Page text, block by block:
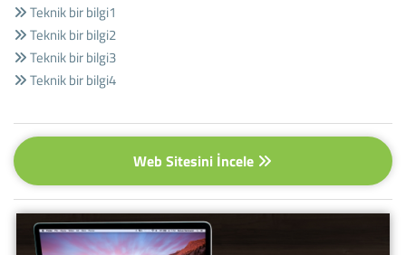
Teknik bir bilgi1
Teknik bir bilgi2
Teknik bir bilgi3
Teknik bir bilgi4
Web Sitesini İncele